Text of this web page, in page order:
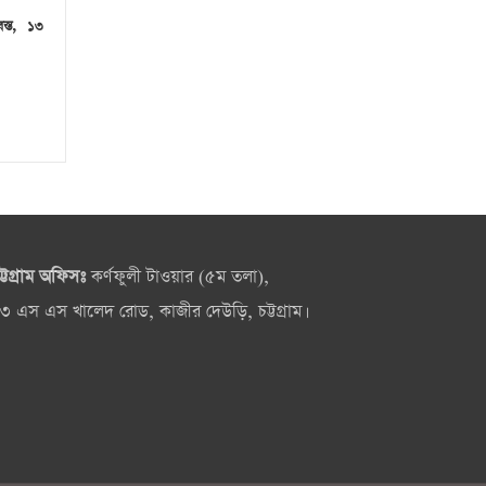
১৩
অফিসঃকর্ণফুলী টাওয়ার (৫ম তলা),
এস এস খালেদ রোড, কাজীর দেউড়ি, চট্টগ্রাম।